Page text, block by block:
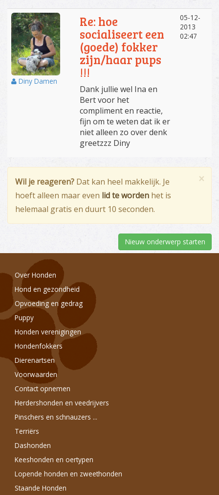
Diny Damen
Re: hoe
socialiseert een
(goede) fokker
zijn/haar pups
!!!
Dank jullie wel Ina en
Bert voor het
compliment en reactie,
fijn om te weten dat ik er
niet alleen zo over denk
greetzzz Diny
05-12-
2013
02:47
×
Wil je reageren? Dat kan heel makkelijk. Je
hoeft alleen maar even lid te worden het is
helemaal gratis en duurt 10 seconden.
Nieuw onderwerp starten
Over Honden
Hond en gezondheid
Opvoeding en gedrag
Puppy
Honden verenigingen
Hondenfokkers
Dierenartsen
Voorwaarden
Contact opnemen
Herdershonden en veedrijvers
Pinschers en schnauzers ...
Terriërs
Dashonden
Keeshonden en oertypen
Lopende honden en zweethonden
Staande Honden